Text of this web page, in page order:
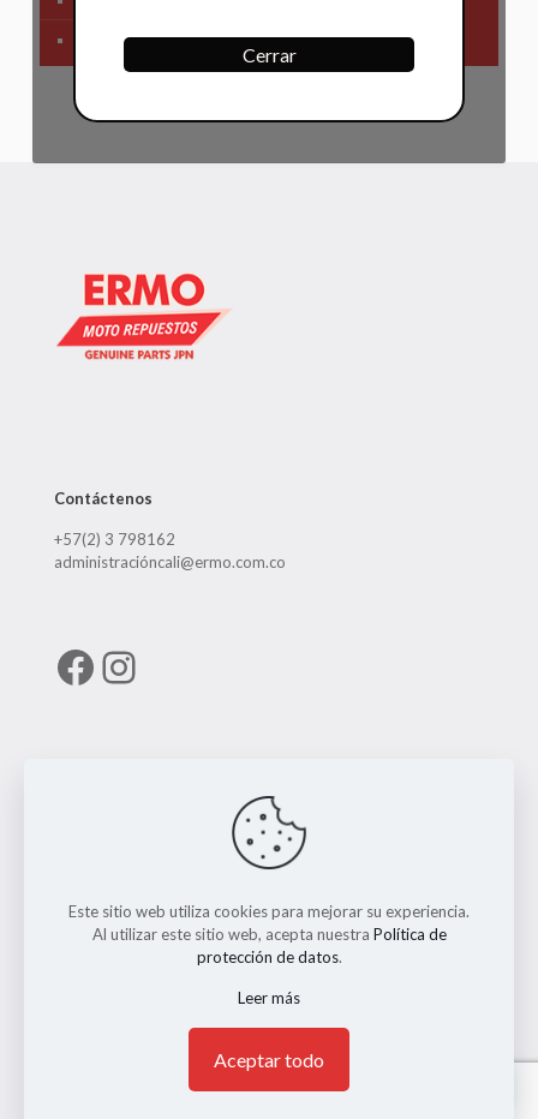
Primera Necesidad
Contáctenos
+57(2) 3 798162
administracióncali@ermo.com.co
Facebook
Instagram
© 2026 ERMO MOTO REPUESTOS. Todos los Derechos
Reservados. || Implementado porAndrés Escobar
Cerrar
Este sitio web utiliza cookies para mejorar su experiencia.
Al utilizar este sitio web, acepta nuestra Política de
protección de datos.
Leer más
Aceptar todo